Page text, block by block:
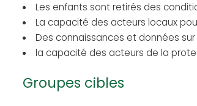
Les enfants sont retirés des
La capacité des acteurs locaux
Des connaissances et données
la capacité des acteurs de la
Groupes cibles